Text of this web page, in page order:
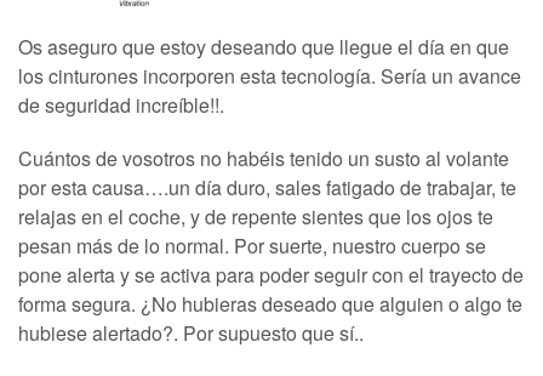
Os aseguro que estoy deseando que llegue el día en que
los cinturones incorporen esta tecnología. Sería un avance
de seguridad increíble!!.
Cuántos de vosotros no habéis tenido un susto al volante
por esta causa….un día duro, sales fatigado de trabajar, te
relajas en el coche, y de repente sientes que los ojos te
pesan más de lo normal. Por suerte, nuestro cuerpo se
pone alerta y se activa para poder seguir con el trayecto de
forma segura. ¿No hubieras deseado que alguien o algo te
hubiese alertado?. Por supuesto que sí..